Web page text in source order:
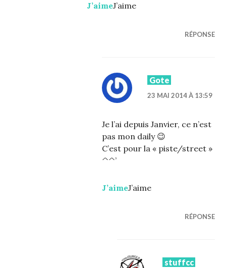
J’aimeJ’aime
RÉPONSE
Gote
23 MAI 2014 À 13:59
Je l’ai depuis Janvier, ce n’est
pas mon daily 😉
C’est pour la « piste/street »
^^’
J’aimeJ’aime
RÉPONSE
stuffcc